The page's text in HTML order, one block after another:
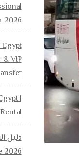
2026
VIP
|